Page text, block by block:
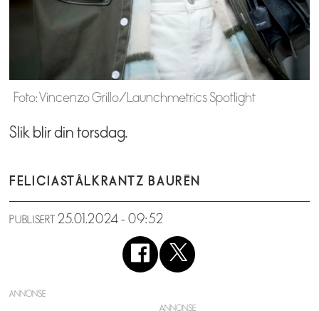
Foto: Vincenzo Grillo/Launchmetrics Spotlight
Slik blir din torsdag.
FELICIASTÅLKRANTZ BAURÉN
PUBLISERT 25.01.2024 - 09:52
ANNONSE